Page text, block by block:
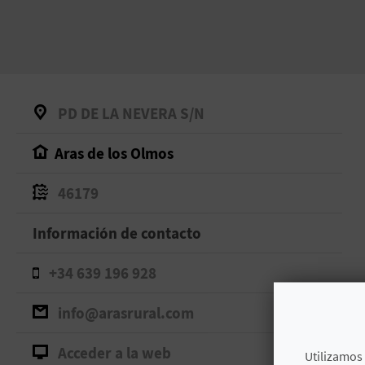
PD DE LA NEVERA S/N
Aras de los Olmos
46179
Información de contacto
+34 639 196 928
info@arasrural.com
Acceder a la web